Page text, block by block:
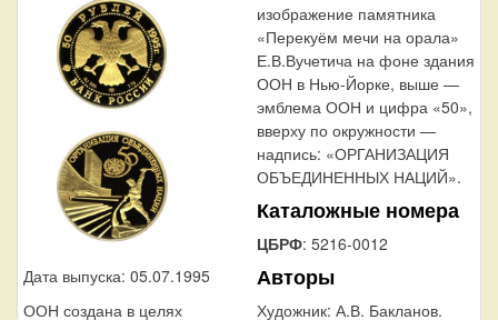
Дата выпуска: 05.07.1995
ООН создана в целях
изображение памятника
«Перекуём мечи на орала»
Е.В.Вучетича на фоне здания
ООН в Нью-Йорке, выше —
эмблема ООН и цифра «50»,
вверху по окружности —
надпись: «ОРГАНИЗАЦИЯ
ОБЪЕДИНЕННЫХ НАЦИЙ».
Каталожные номера
ЦБРФ: 5216-0012
Авторы
Художник: А.В. Бакланов.